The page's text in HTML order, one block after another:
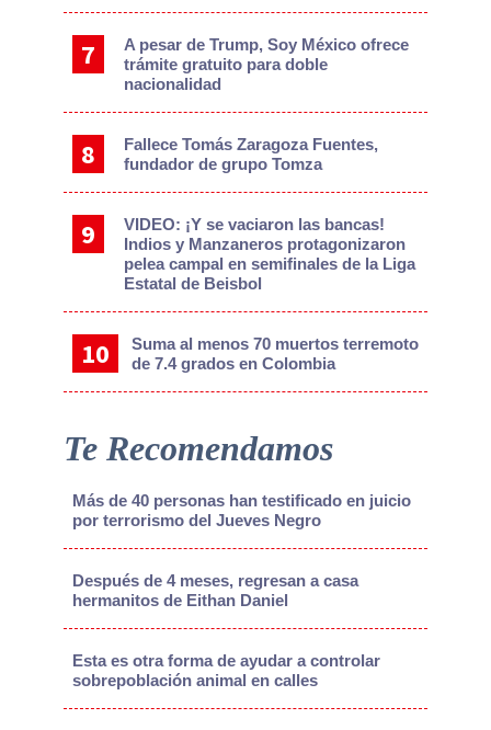
A pesar de Trump, Soy México ofrece
trámite gratuito para doble
nacionalidad
Fallece Tomás Zaragoza Fuentes,
fundador de grupo Tomza
VIDEO: ¡Y se vaciaron las bancas!
Indios y Manzaneros protagonizaron
pelea campal en semifinales de la Liga
Estatal de Beisbol
Suma al menos 70 muertos terremoto
de 7.4 grados en Colombia
Te Recomendamos
Más de 40 personas han testificado en juicio
por terrorismo del Jueves Negro
Después de 4 meses, regresan a casa
hermanitos de Eithan Daniel
Esta es otra forma de ayudar a controlar
sobrepoblación animal en calles